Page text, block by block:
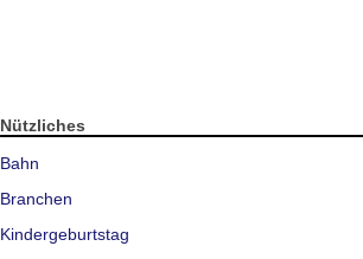
Nützliches
Bahn
Branchen
Kindergeburtstag